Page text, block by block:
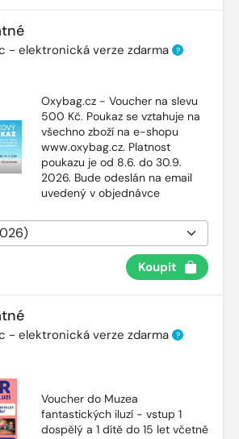
- elektronická verze zdarma ?
Oxybag.cz - Voucher na slevu
500 Kč. Poukaz se vztahuje na
všechno zboží na e-shopu
www.oxybag.cz. Platnost
poukazu je od 8.6. do 30.9.
2026. Bude odeslán na email
uvedený v objednávce
Koupit
- elektronická verze zdarma ?
Voucher do Muzea
fantastických iluzí - vstup 1
dospělý a 1 dítě do 15 let včetně